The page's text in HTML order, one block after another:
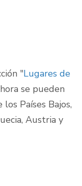
"Lugares de
se pueden
Países Bajos,
Austria y